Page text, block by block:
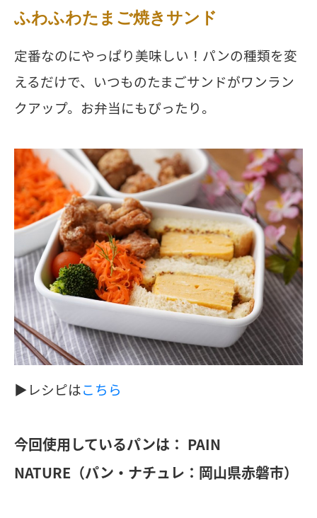
ふわふわたまご焼きサンド
定番なのにやっぱり美味しい！パンの種類を変
えるだけで、いつものたまごサンドがワンラン
クアップ。お弁当にもぴったり。
▶︎レシピはこちら
今回使用しているパンは： PAIN
NATURE（パン・ナチュレ：岡山県赤磐市）